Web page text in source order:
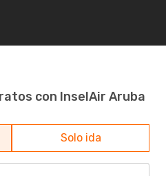
con InselAir Aruba
Solo ida